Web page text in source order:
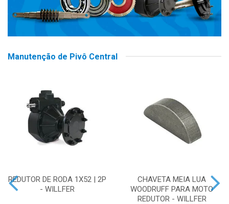
Manutenção de Pivô Central
REDUTOR DE RODA 1X52 | 2P
- WILLFER
CHAVETA MEIA LUA
WOODRUFF PARA MOTO
REDUTOR - WILLFER